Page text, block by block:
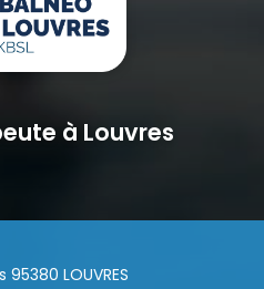
à Louvres
LOUVRES